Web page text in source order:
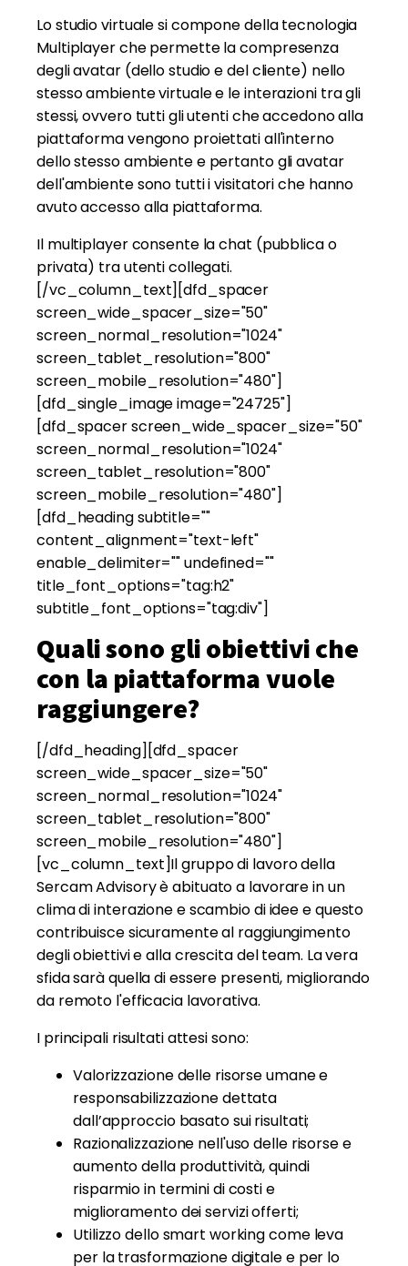
Lo studio virtuale si compone della tecnologia
Multiplayer che permette la compresenza
degli avatar (dello studio e del cliente) nello
stesso ambiente virtuale e le interazioni tra gli
stessi, ovvero tutti gli utenti che accedono alla
piattaforma vengono proiettati all'interno
dello stesso ambiente e pertanto gli avatar
dell'ambiente sono tutti i visitatori che hanno
avuto accesso alla piattaforma.
Il multiplayer consente la chat (pubblica o
privata) tra utenti collegati.
[/vc_column_text][dfd_spacer
screen_wide_spacer_size="50"
screen_normal_resolution="1024"
screen_tablet_resolution="800"
screen_mobile_resolution="480"]
[dfd_single_image image="24725"]
[dfd_spacer screen_wide_spacer_size="50"
screen_normal_resolution="1024"
screen_tablet_resolution="800"
screen_mobile_resolution="480"]
[dfd_heading subtitle=""
content_alignment="text-left"
enable_delimiter="" undefined=""
title_font_options="tag:h2"
subtitle_font_options="tag:div"]
Quali sono gli obiettivi che
con la piattaforma vuole
raggiungere?
[/dfd_heading][dfd_spacer
screen_wide_spacer_size="50"
screen_normal_resolution="1024"
screen_tablet_resolution="800"
screen_mobile_resolution="480"]
[vc_column_text]Il gruppo di lavoro della
Sercam Advisory è abituato a lavorare in un
clima di interazione e scambio di idee e questo
contribuisce sicuramente al raggiungimento
degli obiettivi e alla crescita del team. La vera
sfida sarà quella di essere presenti, migliorando
da remoto l'efficacia lavorativa.
I principali risultati attesi sono:
Valorizzazione delle risorse umane e
responsabilizzazione dettata
dall’approccio basato sui risultati;
Razionalizzazione nell'uso delle risorse e
aumento della produttività, quindi
risparmio in termini di costi e
miglioramento dei servizi offerti;
Utilizzo dello smart working come leva
per la trasformazione digitale e per lo